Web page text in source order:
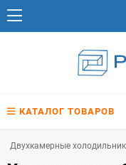
КАТАЛОГ ТОВАРОВ
Двухкамерные